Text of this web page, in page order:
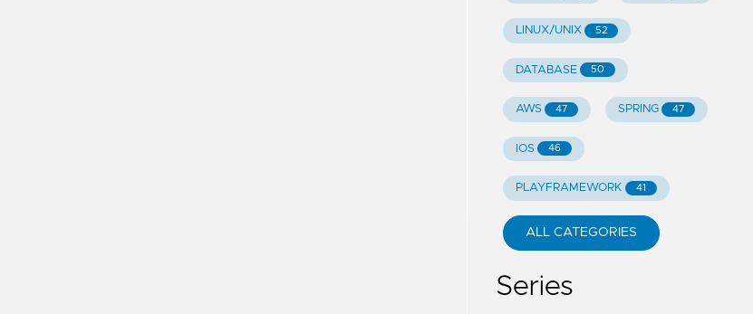
LINUX/UNIX 52
DATABASE 50
AWS 47 SPRING 47
IOS 46
PLAYFRAMEWORK 41
ALL CATEGORIES
Series